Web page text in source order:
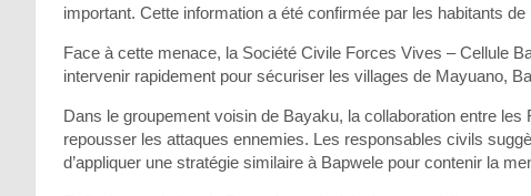
important. Cette information a été confirmée par les habitants
Face à cette menace, la Société Civile Forces Vives – Cellule
intervenir rapidement pour sécuriser les villages de Mayuano,
Dans le groupement voisin de Bayaku, la collaboration entre
repousser les attaques ennemies. Les responsables civils
d’appliquer une stratégie similaire à Bapwele pour contenir la